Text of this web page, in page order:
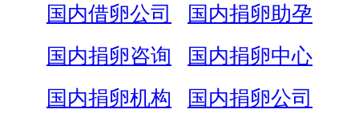
国内借卵公司
国内捐卵助孕
国内捐卵咨询
国内捐卵中心
国内捐卵机构
国内捐卵公司